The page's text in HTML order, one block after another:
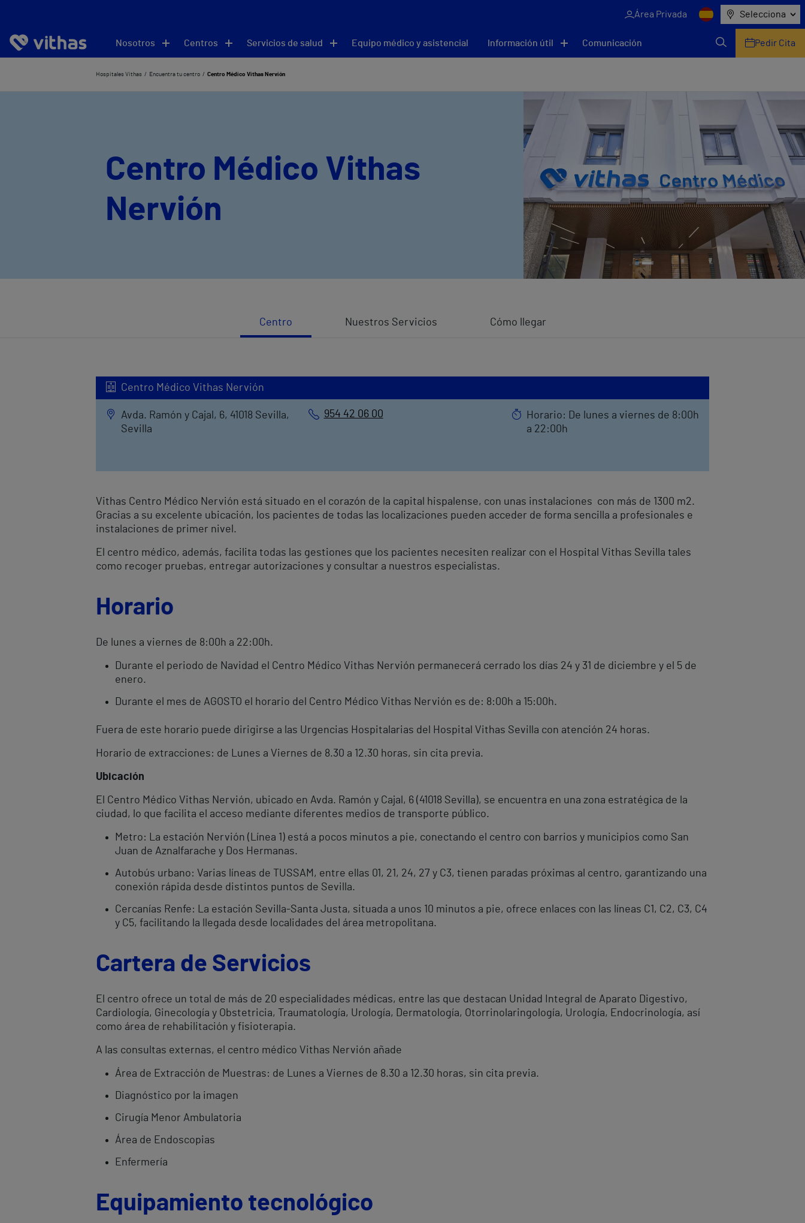
Área Privada Selecciona
Nosotros Centros Servicios de salud Equipo médico y asistencial Información útil Comunicación Pedir Cita
Hospitales Vithas Encuentra tu centro Centro Médico Vithas Nervión
Centro Médico Vithas
Nervión
Centro Nuestros Servicios Cómo llegar
Centro Médico Vithas Nervión
Avda. Ramón y Cajal, 6, 41018 Sevilla,
Sevilla
954 42 06 00
Horario: De lunes a viernes de 8:00h
a 22:00h
Vithas Centro Médico Nervión está situado en el corazón de la capital hispalense, con unas instalaciones con más de 1300 m2.
Gracias a su excelente ubicación, los pacientes de todas las localizaciones pueden acceder de forma sencilla a profesionales e
instalaciones de primer nivel.
El centro médico, además, facilita todas las gestiones que los pacientes necesiten realizar con el Hospital Vithas Sevilla tales
como recoger pruebas, entregar autorizaciones y consultar a nuestros especialistas.
Horario
De lunes a viernes de 8:00h a 22:00h.
Durante el periodo de Navidad el Centro Médico Vithas Nervión permanecerá cerrado los días 24 y 31 de diciembre y el 5 de
enero.
Durante el mes de AGOSTO el horario del Centro Médico Vithas Nervión es de: 8:00h a 15:00h.
Fuera de este horario puede dirigirse a las Urgencias Hospitalarias del Hospital Vithas Sevilla con atención 24 horas.
Horario de extracciones: de Lunes a Viernes de 8.30 a 12.30 horas, sin cita previa.
Ubicación
El Centro Médico Vithas Nervión, ubicado en Avda. Ramón y Cajal, 6 (41018 Sevilla), se encuentra en una zona estratégica de la
ciudad, lo que facilita el acceso mediante diferentes medios de transporte público.
Metro: La estación Nervión (Línea 1) está a pocos minutos a pie, conectando el centro con barrios y municipios como San
Juan de Aznalfarache y Dos Hermanas.
Autobús urbano: Varias líneas de TUSSAM, entre ellas 01, 21, 24, 27 y C3, tienen paradas próximas al centro, garantizando una
conexión rápida desde distintos puntos de Sevilla.
Cercanías Renfe: La estación Sevilla-Santa Justa, situada a unos 10 minutos a pie, ofrece enlaces con las líneas C1, C2, C3, C4
y C5, facilitando la llegada desde localidades del área metropolitana.
Cartera de Servicios
El centro ofrece un total de más de 20 especialidades médicas, entre las que destacan Unidad Integral de Aparato Digestivo,
Cardiología, Ginecología y Obstetricia, Traumatología, Urología, Dermatología, Otorrinolaringología, Urología, Endocrinología, así
como área de rehabilitación y fisioterapia.
A las consultas externas, el centro médico Vithas Nervión añade
Área de Extracción de Muestras: de Lunes a Viernes de 8.30 a 12.30 horas, sin cita previa.
Diagnóstico por la imagen
Cirugía Menor Ambulatoria
Área de Endoscopias
Enfermería
Equipamiento tecnológico